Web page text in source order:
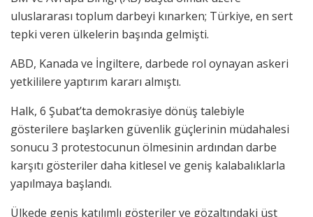
uluslararası toplum darbeyi kınarken; Türkiye, en sert
tepki veren ülkelerin başında gelmişti.
ABD, Kanada ve İngiltere, darbede rol oynayan askeri
yetkililere yaptırım kararı almıştı.
Halk, 6 Şubat’ta demokrasiye dönüş talebiyle
gösterilere başlarken güvenlik güçlerinin müdahalesi
sonucu 3 protestocunun ölmesinin ardından darbe
karşıtı gösteriler daha kitlesel ve geniş kalabalıklarla
yapılmaya başlandı.
Ülkede geniş katılımlı gösteriler ve gözaltındaki üst